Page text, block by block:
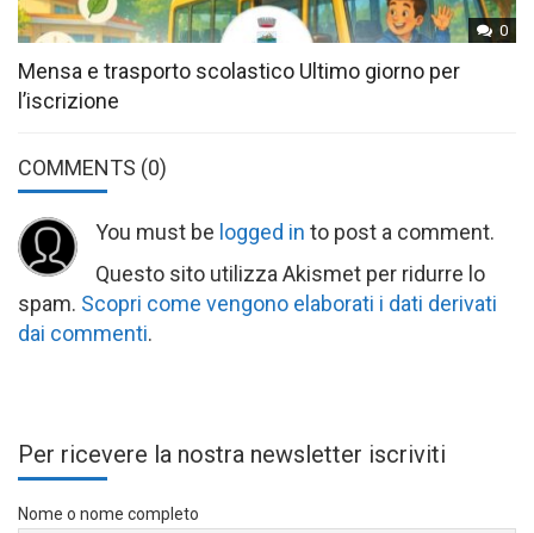
0
Mensa e trasporto scolastico Ultimo giorno per
l’iscrizione
COMMENTS (0)
You must be logged in to post a comment.
Questo sito utilizza Akismet per ridurre lo
spam. Scopri come vengono elaborati i dati derivati
dai commenti.
Per ricevere la nostra newsletter iscriviti
Nome o nome completo